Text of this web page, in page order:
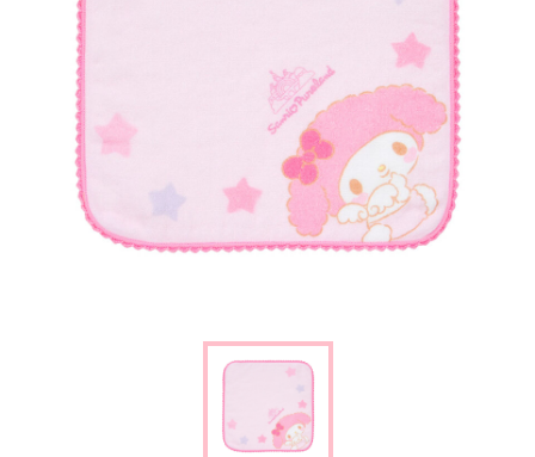
よくあるご質問 ニュース